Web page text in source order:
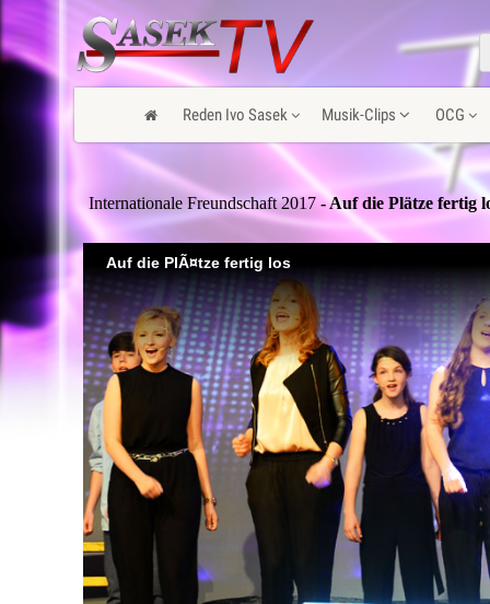
Reden Ivo Sasek Musik-Clips OCG
Internationale Freundschaft 2017 - Auf die Plätze fertig
Auf die PlÃ¤tze fertig los